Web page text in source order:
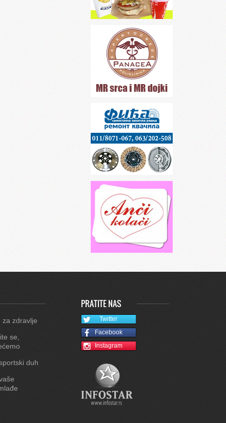
za zdravlje
se,
duh
PRATITE NAS
Twitter
Facebook
Instagram